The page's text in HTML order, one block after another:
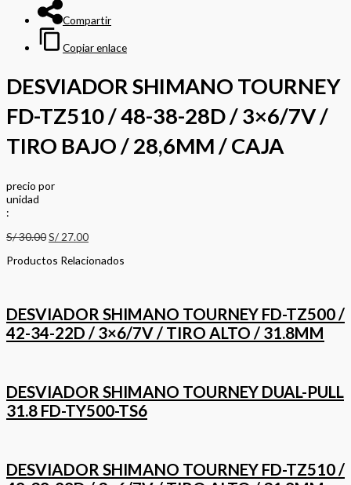
Compartir
Copiar enlace
DESVIADOR SHIMANO TOURNEY
FD-TZ510 / 48-38-28D / 3×6/7V /
TIRO BAJO / 28,6MM / CAJA
precio por
unidad
:
S/30.00S/ 27.00
Productos Relacionados
DESVIADOR SHIMANO TOURNEY FD-TZ500 /
42-34-22D / 3×6/7V / TIRO ALTO / 31.8MM
DESVIADOR SHIMANO TOURNEY DUAL-PULL
31.8 FD-TY500-TS6
DESVIADOR SHIMANO TOURNEY FD-TZ510 /